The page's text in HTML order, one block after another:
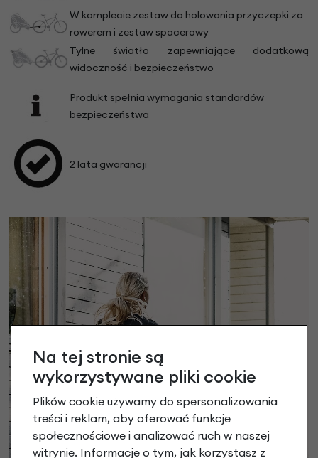
W komplecie zestaw do holowania przyczepki za
rowerem i zestaw spacerowy
Tylne światło zapewniające dodatkową
widoczność i bezpieczeństwo
Produkt spełnia wymagania standardów
bezpieczeństwa
2 lata gwarancji
Na tej stronie są
wykorzystywane pliki cookie
Plików cookie używamy do spersonalizowania
treści i reklam, aby oferować funkcje
społecznościowe i analizować ruch w naszej
witrynie. Informacje o tym, jak korzystasz z